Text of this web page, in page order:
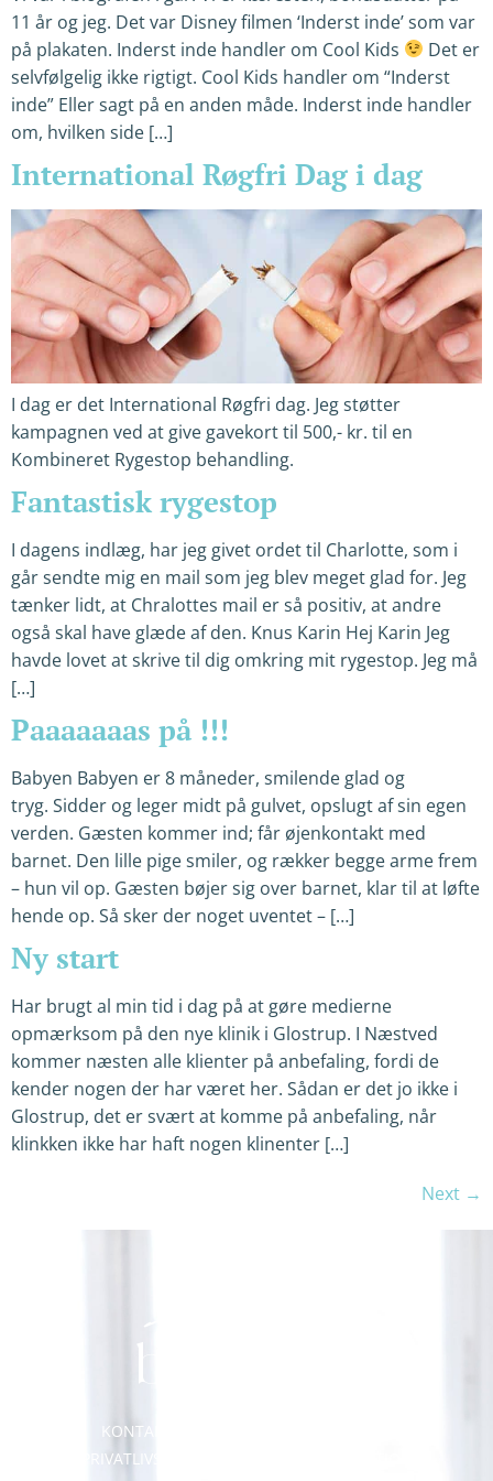
11 år og jeg. Det var Disney filmen ‘Inderst inde’ som var
på plakaten. Inderst inde handler om Cool Kids
Det er
selvfølgelig ikke rigtigt. Cool Kids handler om “Inderst
inde” Eller sagt på en anden måde. Inderst inde handler
om, hvilken side […]
International Røgfri Dag i dag
I dag er det International Røgfri dag. Jeg støtter
kampagnen ved at give gavekort til 500,- kr. til en
Kombineret Rygestop behandling.
Fantastisk rygestop
I dagens indlæg, har jeg givet ordet til Charlotte, som i
går sendte mig en mail som jeg blev meget glad for. Jeg
tænker lidt, at Chralottes mail er så positiv, at andre
også skal have glæde af den. Knus Karin Hej Karin Jeg
havde lovet at skrive til dig omkring mit rygestop. Jeg må
[…]
Paaaaaaas på !!!
Babyen Babyen er 8 måneder, smilende glad og
tryg. Sidder og leger midt på gulvet, opslugt af sin egen
verden. Gæsten kommer ind; får øjenkontakt med
barnet. Den lille pige smiler, og rækker begge arme frem
– hun vil op. Gæsten bøjer sig over barnet, klar til at løfte
hende op. Så sker der noget uventet – […]
Ny start
Har brugt al min tid i dag på at gøre medierne
opmærksom på den nye klinik i Glostrup. I Næstved
kommer næsten alle klienter på anbefaling, fordi de
kender nogen der har været her. Sådan er det jo ikke i
Glostrup, det er svært at komme på anbefaling, når
klinkken ikke har haft nogen klinenter […]
Next →
KONTAKT
PRIVATLIVSPOLITIK